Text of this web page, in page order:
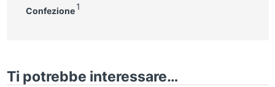
Confezione 1
Ti potrebbe interessare…